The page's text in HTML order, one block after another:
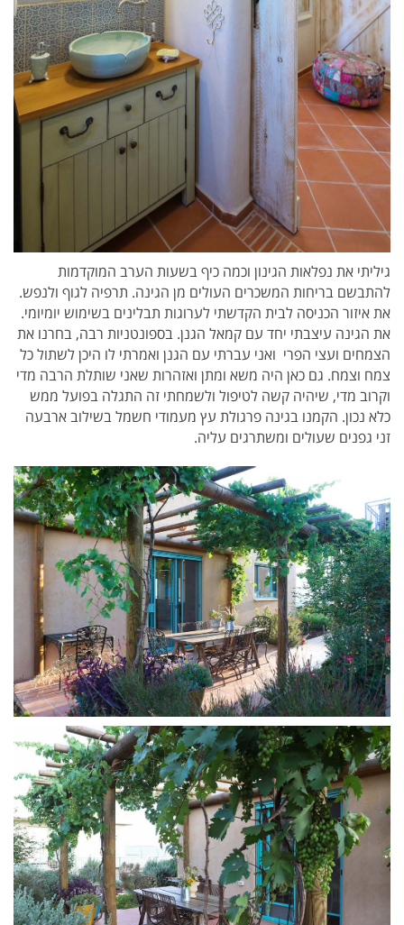
גיליתי את נפלאות הגינון וכמה כיף בשעות הערב המוקדמות
להתבשם בריחות המשכרים העולים מן הגינה. תרפיה לגוף ולנפש.
את איזור הכניסה לבית הקדשתי לערוגות תבלינים בשימוש יומיומי.
את הגינה עיצבתי יחד עם קמאל הגנן. בספונטניות רבה, בחרנו את
הצמחים ועצי הפרי ואני עברתי עם הגנן ואמרתי לו היכן לשתול כל
צמח וצמח. גם כאן היה משא ומתן ואזהרות שאני שותלת הרבה מדי
וקרוב מדי, שיהיה קשה לטיפול ולשמחתי זה התגלה בפועל ממש
כלא נכון. הקמנו בגינה פרגולת עץ מעמודי חשמל בשילוב ארבעה
זני גפנים שעולים ומשתרגים עליה.